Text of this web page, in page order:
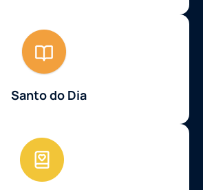
Santo do Dia